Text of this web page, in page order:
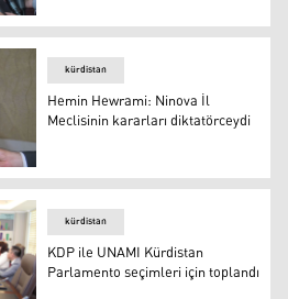
kapısı tüm taraflara açık
İl Meclisinin kararları
kürdistan
Hemin Hewrami: Ninova İl
Meclisinin kararları diktatörceydi
kürdistan
KDP ile UNAMI Kürdistan
Parlamento seçimleri için toplandı